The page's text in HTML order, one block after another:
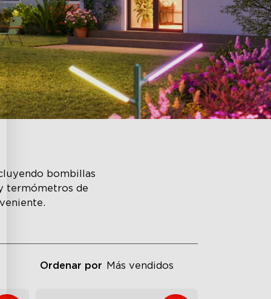
bombillas
termómetros de
Ordenar por Más vendidos